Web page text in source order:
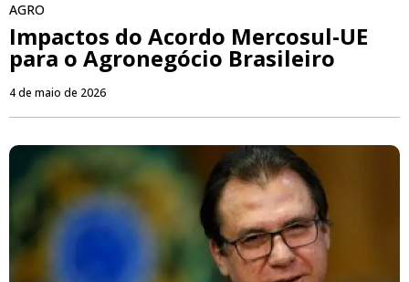
AGRO
Impactos do Acordo Mercosul-UE
para o Agronegócio Brasileiro
4 de maio de 2026